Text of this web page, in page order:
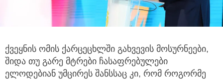
ქვეყნის ომის ქარცეცხლში გახვევის მოსურნეები,
შიდა თუ გარე მტრები ჩასაფრებულები
ელოდებიან უმცირეს შანსსაც კი, რომ როგორმე